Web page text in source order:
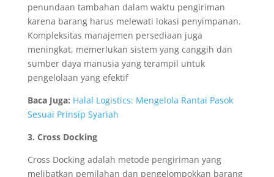
penundaan tambahan dalam waktu pengiriman
karena barang harus melewati lokasi penyimpanan.
Kompleksitas manajemen persediaan juga
meningkat, memerlukan sistem yang canggih dan
sumber daya manusia yang terampil untuk
pengelolaan yang efektif
Baca Juga: Halal Logistics: Mengelola Rantai Pasok
Sesuai Prinsip Syariah
3. Cross Docking
Cross Docking adalah metode pengiriman yang
melibatkan pemilahan dan pengelompokkan barang